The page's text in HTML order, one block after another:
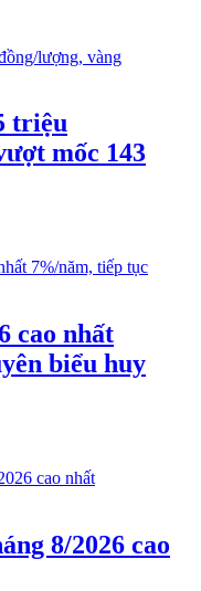
triệu
mốc 143
cao nhất
biểu huy
8/2026 cao